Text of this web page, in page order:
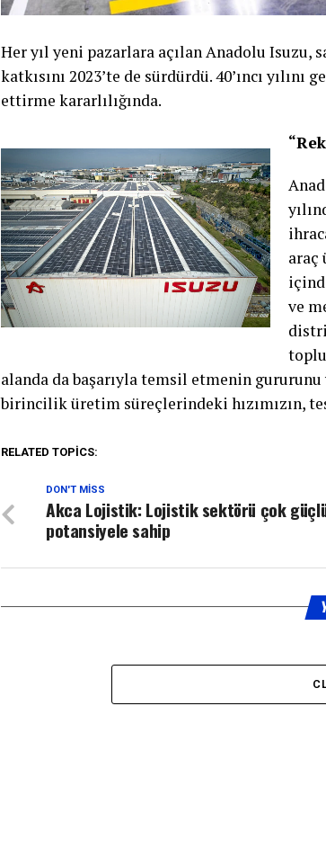
Her yıl yeni pazarlara açılan Anadolu
katkısını 2023’te de sürdürdü. 40’ıncı yılını
ettirme kararlılığında.
araç
ve
alanda da başarıyla temsil etmenin gururunu
birincilik üretim süreçlerindeki hızımızın,
RELATED TOPICS:
DON'T MISS
Akca Lojistik: Lojistik sektörü çok
potansiyele sahip